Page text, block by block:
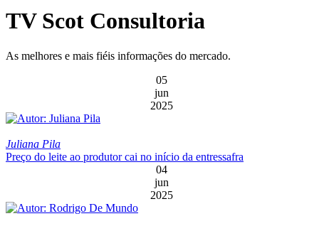
TV Scot Consultoria
As melhores e mais fiéis informações do mercado.
05
jun
2025
Juliana Pila
Preço do leite ao produtor cai no início da entressafra
04
jun
2025